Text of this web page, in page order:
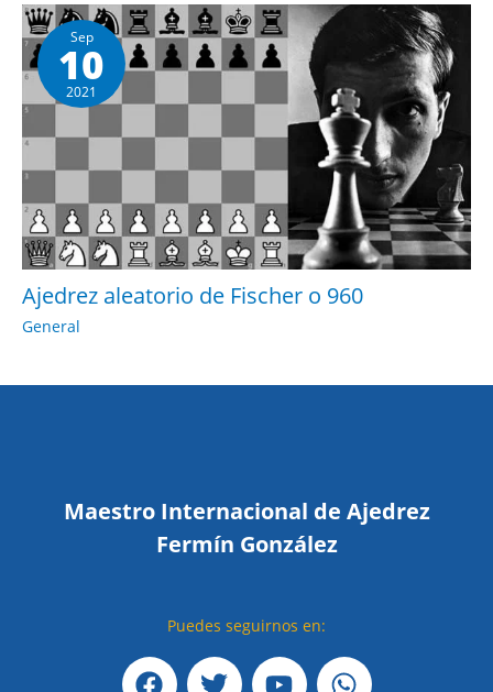
Sep
10
2021
Ajedrez aleatorio de Fischer o 960
General
Maestro Internacional de Ajedrez
Fermín González
Puedes seguirnos en:
F T Y W